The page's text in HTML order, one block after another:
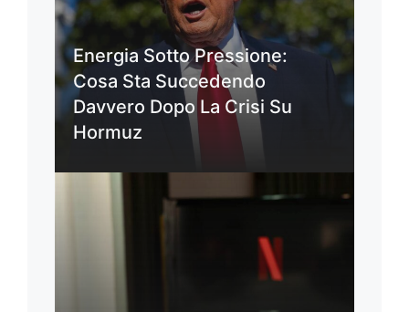
Energia Sotto Pressione:
Cosa Sta Succedendo
Davvero Dopo La Crisi Su
Hormuz